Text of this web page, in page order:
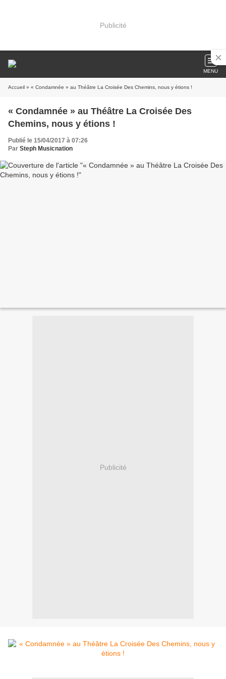
Publicité
MENU
Accueil » « Condamnée » au Théâtre La Croisée Des Chemins, nous y étions !
« Condamnée » au Théâtre La Croisée Des
Chemins, nous y étions !
Publié le 15/04/2017 à 07:26
Par Steph Musicnation
Publicité